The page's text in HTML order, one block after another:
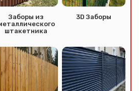
Заборы из
штакетника
3D Заборы